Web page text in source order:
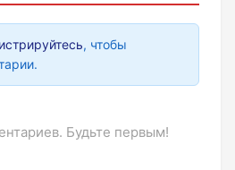
, чтобы
Будьте первым!